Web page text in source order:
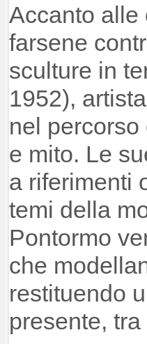
Accanto alle
farsene
sculture in
1952),
nel
e mito. Le
a riferimenti
temi della
Pontormo
che
restituendo
presente,